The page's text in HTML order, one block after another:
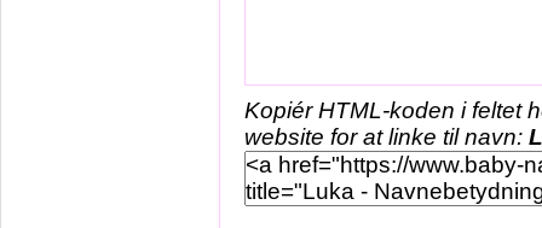
Kopiér HTML-koden i feltet
website for at linke til navn: